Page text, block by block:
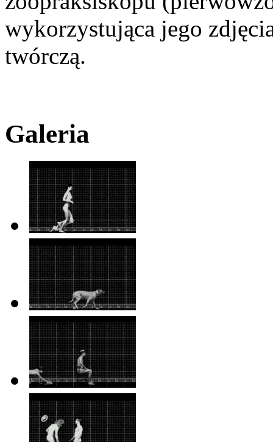
wykorzystująca jego
twórczą.
Galeria